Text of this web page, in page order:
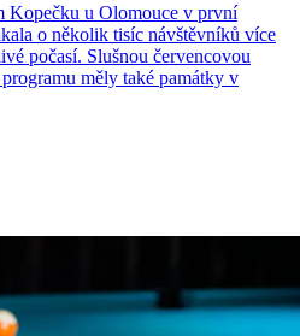
Kopečku u Olomouce v první
o několik tisíc návštěvníků více
počasí. Slušnou červencovou
měly také památky v